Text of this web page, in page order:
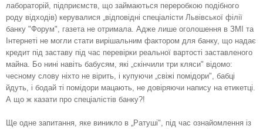
лабораторій, під­приємств, що займаються переробкою подібного
роду відходів) керувалися „відповідні спеціалісти Львівської філії
банку "Форум", газета не отримала. Адже лише оголошення в ЗМІ та
Інтернеті не могли стати вирішальним фактором для банку, що надає
кредит під заставу під час перевірки реальної вартості заставленого
майна. Бо нині навіть бабусям, які „скінчили три кляси" відомо:
чесному слову ніхто не вірить, і купуючи „свіжі помідори", бабці
йдуть, і бодай ті помідори мацають, не довіряючи напису на етикетці.
А що ж казати про спеціалістів банку?!
Ще одне запитання, яке виникло в „Ратуші", під час ознайомлення із